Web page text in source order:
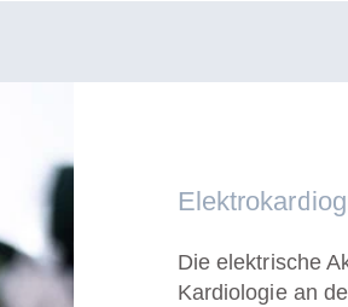
Die elektrische
Kardiologie an